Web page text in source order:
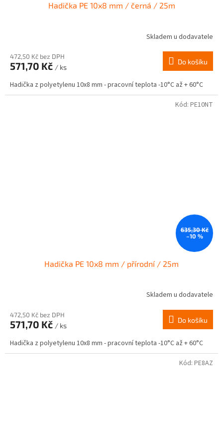
Hadička PE 10x8 mm / černá / 25m
Skladem u dodavatele
472,50 Kč bez DPH
571,70 Kč / ks
Do košíku
Hadička z polyetylenu 10x8 mm - pracovní teplota -10°C až + 60°C
635,30 Kč
–10 %
Hadička PE 10x8 mm / přírodní / 25m
Skladem u dodavatele
472,50 Kč bez DPH
571,70 Kč / ks
Do košíku
Hadička z polyetylenu 10x8 mm - pracovní teplota -10°C až + 60°C
Kód: PE10NT
Kód: PE8AZ